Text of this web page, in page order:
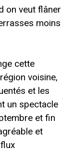
on veut flâner
moins
cette
voisine,
et les
un spectacle
et fin
et